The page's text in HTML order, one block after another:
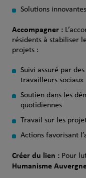
Solutions
Accompagner :
résidents à stabiliser
projets :
Suivi assuré par
travailleurs sociaux
Soutien dans les
quotidiennes
Travail sur les
Actions favorisant
Créer du lien : Pour
Humanisme